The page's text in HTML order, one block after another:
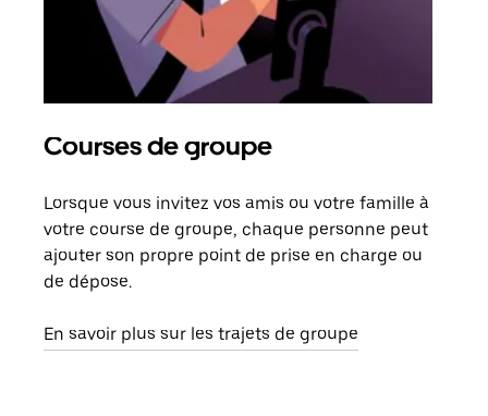
Courses de groupe
Lorsque vous invitez vos amis ou votre famille à
votre course de groupe, chaque personne peut
ajouter son propre point de prise en charge ou
de dépose.
En savoir plus sur les trajets de groupe